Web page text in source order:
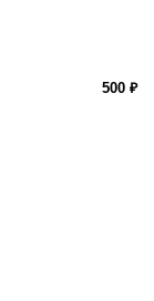
500 ₽